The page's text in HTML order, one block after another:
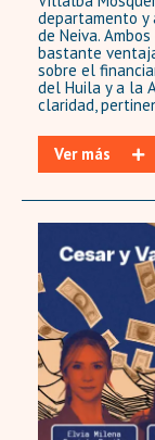
departamento y
de Neiva.
bastante
sobre el
del Huila y a la
claridad,
Ver más